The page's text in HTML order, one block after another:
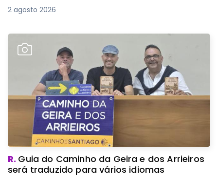
2 agosto 2026
R. Guia do Caminho da Geira e dos Arrieiros
será traduzido para vários idiomas